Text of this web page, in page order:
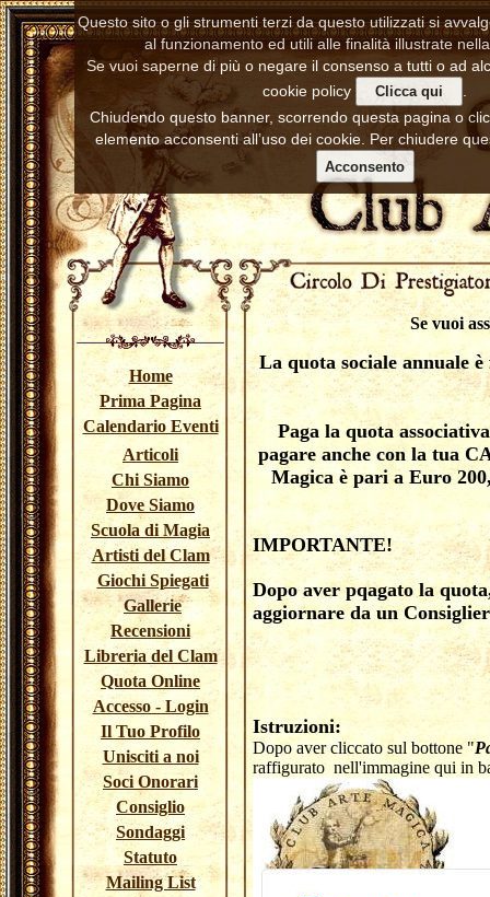
Home
Prima Pagina
Calendario Eventi
Articoli
Chi Siamo
Dove Siamo
Scuola di Magia
Artisti del Clam
Giochi Spiegati
Gallerie
Recensioni
Libreria del Clam
Quota Online
Accesso - Login
Il Tuo Profilo
Unisciti a noi
Soci Onorari
Consiglio
Sondaggi
Statuto
Mailing List
Questo sito o gli strumenti terzi da questo utilizzati si
al funzionamento ed utili alle finalità illustrate
Se vuoi saperne di più o negare il consenso a tutti o ad
cookie policy
Clicca qui
Chiudendo questo banner, scorrendo questa pagina o
elemento acconsenti all’uso dei cookie. Per chiudere
Acconsento
Se vuoi
La quota sociale annuale
Paga la quota
pagare anche con la tua
Magica è pari a Euro
IMPORTANTE!
Dopo aver pqagato la
aggiornare da un
Istruzioni:
Dopo aver cliccato sul bottone "
raffigurato nell'immagine qui in